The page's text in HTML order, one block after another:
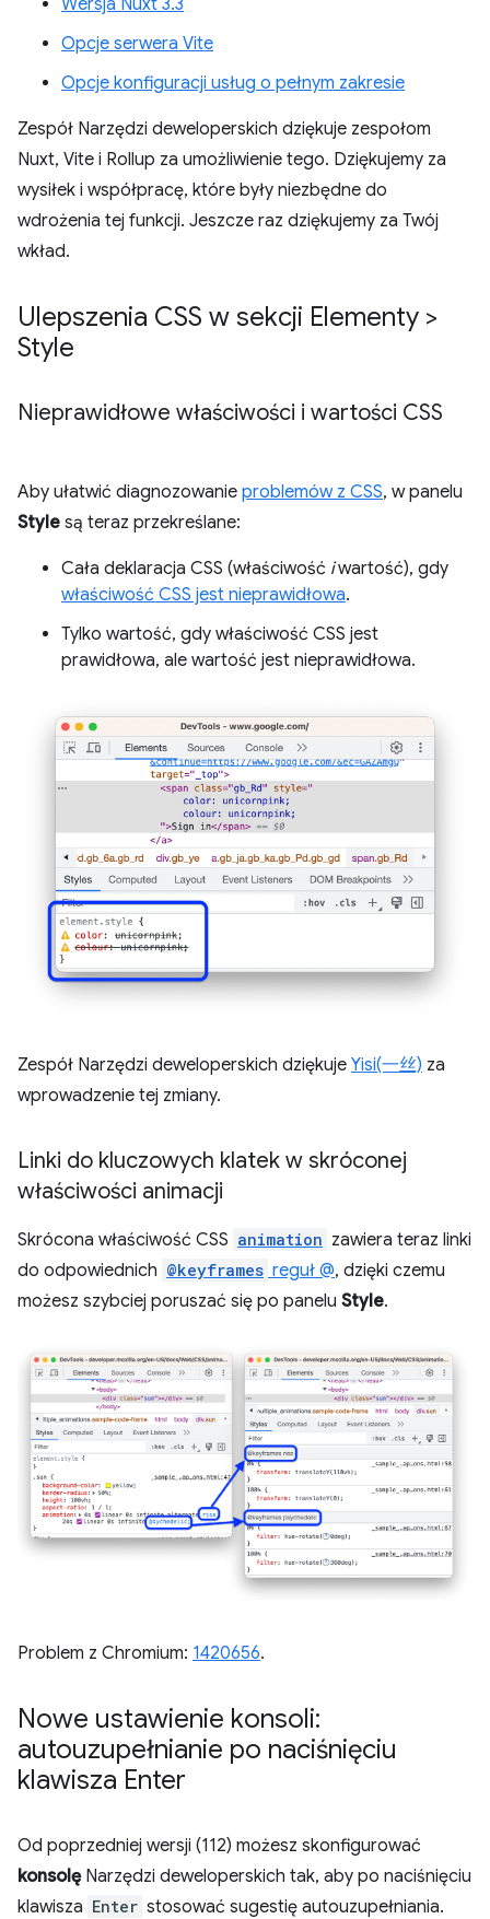
Opcje serwera Vite
Opcje konfiguracji usług o pełnym zakresie
Zespół Narzędzi deweloperskich dziękuje zespołom
Nuxt, Vite i Rollup za umożliwienie tego. Dziękujemy za
wysiłek i współpracę, które były niezbędne do
wdrożenia tej funkcji. Jeszcze raz dziękujemy za Twój
wkład.
Ulepszenia CSS w sekcji Elementy >
Style
Nieprawidłowe właściwości i wartości CSS
Aby ułatwić diagnozowanie problemów z CSS, w panelu
Style są teraz przekreślane:
Cała deklaracja CSS (właściwość iwartość), gdy
właściwość CSS jest nieprawidłowa.
Tylko wartość, gdy właściwość CSS jest
prawidłowa, ale wartość jest nieprawidłowa.
Zespół Narzędzi deweloperskich dziękuje Yisi(一丝) za
wprowadzenie tej zmiany.
Linki do kluczowych klatek w skróconej
właściwości animacji
Skrócona właściwość CSS animation zawiera teraz linki
do odpowiednich @keyframes reguł @, dzięki czemu
możesz szybciej poruszać się po panelu Style.
Problem z Chromium: 1420656.
Nowe ustawienie konsoli:
autouzupełnianie po naciśnięciu
klawisza Enter
Od poprzedniej wersji (112) możesz skonfigurować
konsolęNarzędzi deweloperskich tak, aby po naciśnięciu
klawisza Enter stosować sugestię autouzupełniania.